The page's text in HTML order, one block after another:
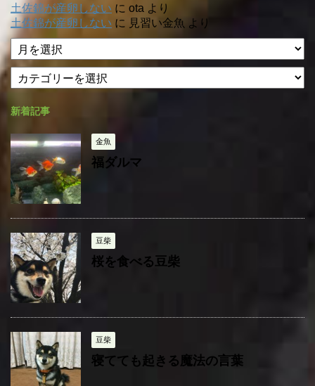
土佐錦が産卵しない に ota より
土佐錦が産卵しない に 見習い金魚 より
ア
ー
イ
テ
リ
ー
新着記事
金魚
福ダルマ
豆柴
桜を食べる豆柴
豆柴
寝てても起きる魔法の言葉